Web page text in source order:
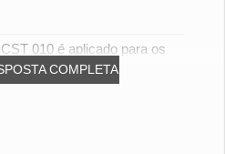
COMPLETA
010 é aplicado para os